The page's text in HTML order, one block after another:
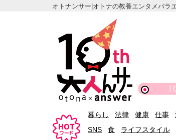
オトナンサー|オトナの教養エンタメバラ
暮らし 法律 健康 仕事
SNS
食 ライフスタイル